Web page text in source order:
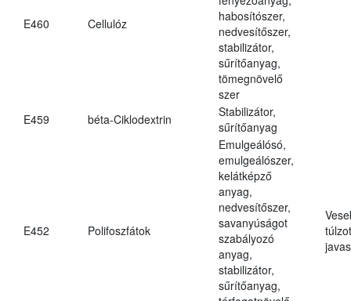
E460 Cellulóz
habosítószer,
nedvesítőszer,
stabilizátor,
sűrítőanyag,
tömegnövelő
szer
E459
béta-Ciklodextrin
Stabilizátor,
sűrítőanyag
E452 Polifoszfátok
Emulgeálósó,
emulgeálószer,
kelátképző
anyag,
nedvesítőszer,
savanyúságot
szabályozó
anyag,
stabilizátor,
sűrítőanyag,